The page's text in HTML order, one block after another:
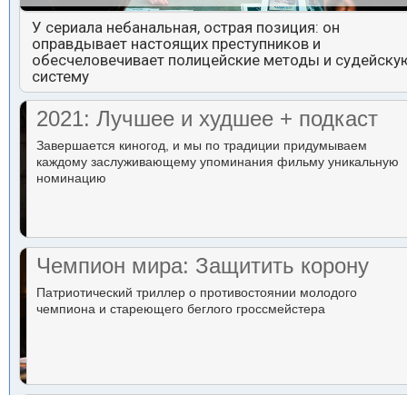
У сериала небанальная, острая позиция: он
оправдывает настоящих преступников и
обесчеловечивает полицейские методы и
систему
2021: Лучшее и худшее + подкаст
Завершается киногод, и мы по традиции придумываем
каждому заслуживающему упоминания фильму уникальную
номинацию
Чемпион мира: Защитить корону
Патриотический триллер о противостоянии молодого
чемпиона и стареющего беглого гроссмейстера